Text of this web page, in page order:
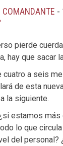
COMANDANTE -
pierde
hay que sacar
cuatro a seis
de esta
la siguiente.
estamos
lo que
del personal?